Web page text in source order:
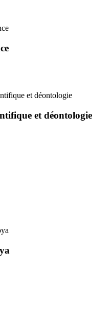
et déontologie
et déontologie